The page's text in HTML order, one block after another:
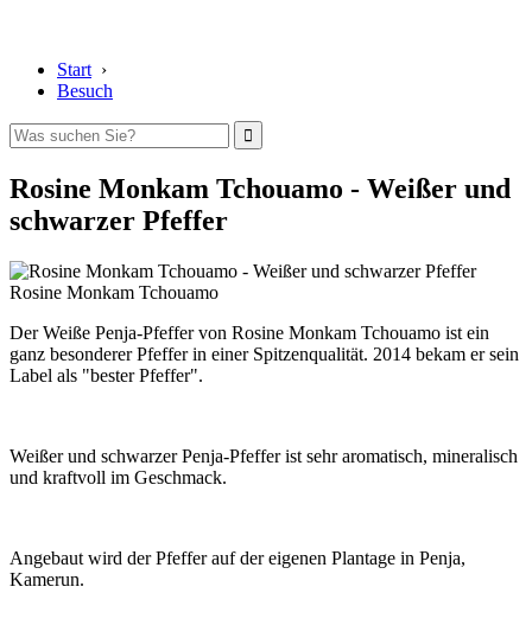
Start ›
Besuch
Rosine Monkam Tchouamo - Weißer und
schwarzer Pfeffer
Rosine Monkam Tchouamo
Der Weiße Penja-Pfeffer von Rosine Monkam Tchouamo ist ein
ganz besonderer Pfeffer in einer Spitzenqualität. 2014 bekam er sein
Label als "bester Pfeffer".
Weißer und schwarzer Penja-Pfeffer ist sehr aromatisch, mineralisch
und kraftvoll im Geschmack.
Angebaut wird der Pfeffer auf der eigenen Plantage in Penja,
Kamerun.